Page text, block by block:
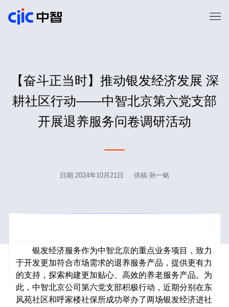
【奋斗正当时】推动银发经济发展 深
耕社区行动——中智北京第六党支部
开展退养服务问卷调研活动
日期:2024年10月21日 供稿:孙一铭
银发经济服务作为中智北京的重点业务项目，致力
于开发更加符合市场需求的退养服务产品，提供更有力
的支持，探索构建更加贴心、高效的养老服务产品。为
此，中智北京公司第六党支部积极行动，近期分别在东
风苑社区和呼家楼社保所成功举办了两场银发经济进社